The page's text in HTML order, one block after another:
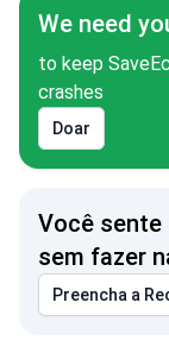
We need
to keep
crashes
Doar
Você sente
sem fazer
Preencha a